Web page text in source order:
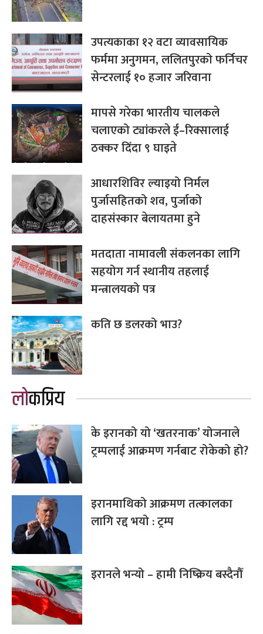
उपत्यकाका १२ वटा व्यावसायिक
फर्ममा अनुगमन, ललितपुरको फर्निचर
सेन्टरलाई १० हजार जरिवाना
मापसे गरेका भारतीय चालकले
चलाएको ट्यांकरले ई–रिक्सालाई
ठक्कर दिँदा ९ घाइते
आधारशिविर ल्याइयो निर्मल
पुर्जासहितको शव, पुर्जाको
दाहसंस्कार बेलायतमा हुने
मतदाता नामावली संकलनका लागि
सहयोग गर्न स्थानीय तहलाई
मन्त्रालयको पत्र
कति छ डलरको भाउ?
लोकप्रिय
के इरानको यो ‘खतरनाक’ योजनाले
ट्रम्पलाई आक्रमण गर्नबाट रोकेको हो?
इरानमाथिको आक्रमण तत्कालका
लागि रद्द भयो : ट्रम्प
इरानले भन्यो – हामी निष्क्रिय बस्दैनौँ